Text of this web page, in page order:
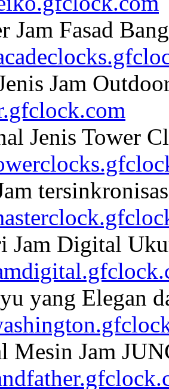
Jam Fasad
Jam
Jenis Tower
Jam Digital
yang Elegan
Mesin Jam